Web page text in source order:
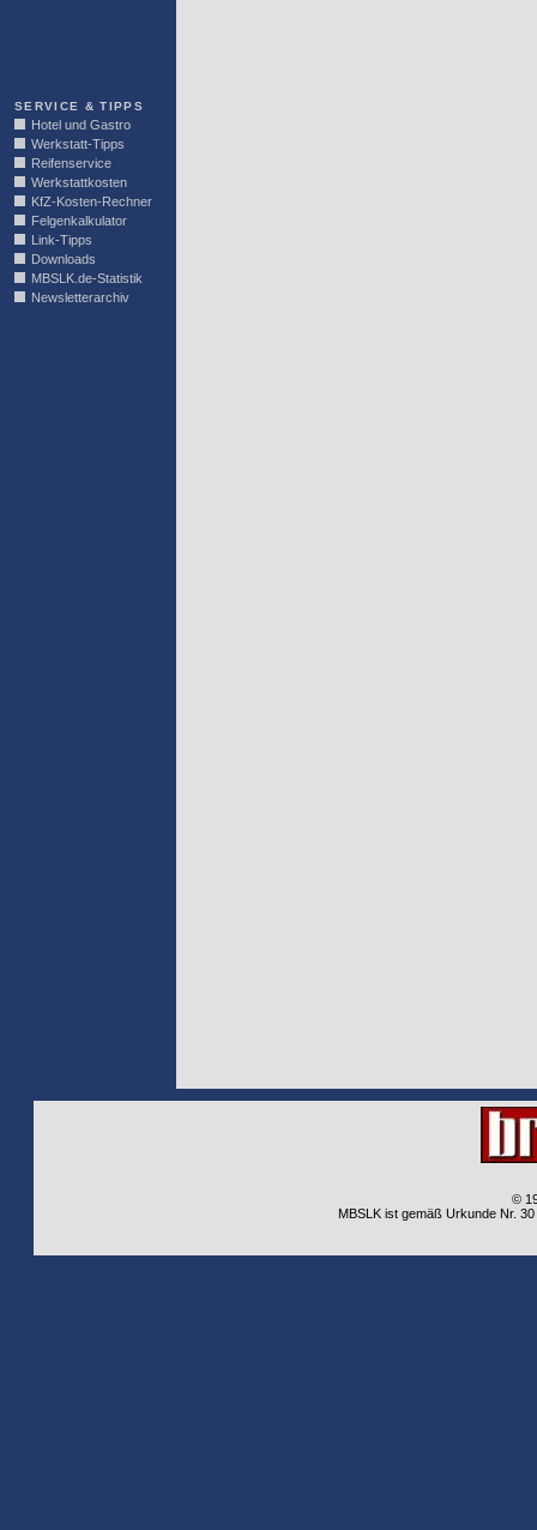
SERVICE & TIPPS
Hotel und Gastro
Werkstatt-Tipps
Reifenservice
Werkstattkosten
KfZ-Kosten-Rechner
Felgenkalkulator
Link-Tipps
Downloads
MBSLK.de-Statistik
Newsletterarchiv
©
MBSLK ist gemäß Urkunde Nr.